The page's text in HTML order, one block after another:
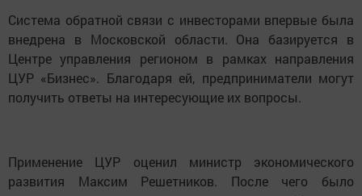
Система обратной связи с инвесторами впервые была
внедрена в Московской области. Она базируется в
Центре управления регионом в рамках направления
ЦУР «Бизнес». Благодаря ей, предприниматели могут
получить ответы на интересующие их вопросы.
Применение ЦУР оценил министр экономического
развития Максим Решетников. После чего было